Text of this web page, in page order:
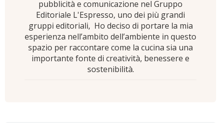
pubblicità e comunicazione nel Gruppo
Editoriale L'Espresso, uno dei più grandi
gruppi editoriali, Ho deciso di portare la mia
esperienza nell’ambito dell’ambiente in questo
spazio per raccontare come la cucina sia una
importante fonte di creatività, benessere e
sostenibilità.